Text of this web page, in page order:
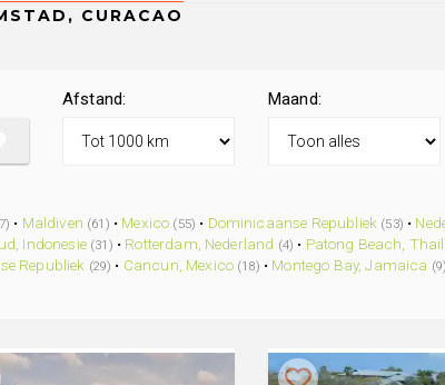
Afstand: Maand:
• Maldiven (61) • Mexico (55) • Dominicaanse Republiek (53) •
Indonesie (31) • Rotterdam, Nederland (4) • Patong Beach,
Republiek (29) • Cancun, Mexico (18) • Montego Bay, Jamaica (9)